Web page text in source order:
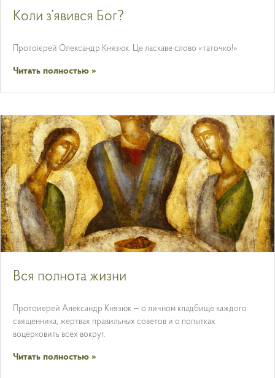
Коли з’явився Бог?
Протоієрей Олександр Князюк. Це ласкаве слово «таточко!»
Читать полностью »
Вся полнота жизни
Протоиерей Александр Князюк — о личном кладбище каждого
священника, жертвах правильных советов и о попытках
воцерковить всех вокруг.
Читать полностью »